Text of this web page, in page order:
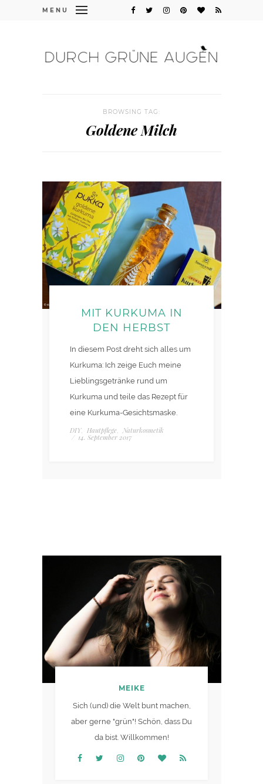
MENU
BROWSING TAG:
Goldene Milch
MIT KURKUMA IN
DEN HERBST
In diesem Post dreht sich alles um
Kurkuma: Ich zeige Euch meine
Lieblingsgetränke rund um
Kurkuma und teile das Rezept für
eine Kurkuma-Gesichtsmaske.
DIY, Hautpflege, Naturkosmetik
/ 14. September 2017
MEIKE
Sich (und) die Welt bunt machen,
aber gerne "grün"! Schön, dass Du
da bist. Willkommen!